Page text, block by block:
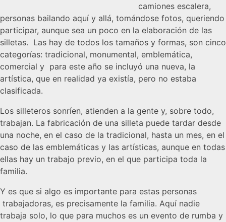
camiones escalera,
personas bailando aquí y allá, tomándose fotos, queriendo
participar, aunque sea un poco en la elaboración de las
silletas. Las hay de todos los tamaños y formas, son cinco
categorías: tradicional, monumental, emblemática,
comercial y para este año se incluyó una nueva, la
artística, que en realidad ya existía, pero no estaba
clasificada.
Los silleteros sonríen, atienden a la gente y, sobre todo,
trabajan. La fabricación de una silleta puede tardar desde
una noche, en el caso de la tradicional, hasta un mes, en el
caso de las emblemáticas y las artísticas, aunque en todas
ellas hay un trabajo previo, en el que participa toda la
familia.
Y es que si algo es importante para estas personas
trabajadoras, es precisamente la familia. Aquí nadie
trabaja solo, lo que para muchos es un evento de rumba y